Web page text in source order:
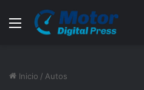
Menú
Inicio / Autos